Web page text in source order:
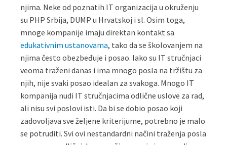
njima. Neke od poznatih IT organizacija u okruženju
su PHP Srbija, DUMP u Hrvatskoj i sl. Osim toga,
mnoge kompanije imaju direktan kontakt sa
edukativnim ustanovama, tako da se školovanjem na
njima često obezbeđuje i posao. Iako su IT stručnjaci
veoma traženi danas i ima mnogo posla na tržištu za
njih, nije svaki posao idealan za svakoga. Mnogo IT
kompanija nudi IT stručnjacima odlične uslove za rad,
ali nisu svi poslovi isti. Da bi se dobio posao koji
zadovoljava sve željene kriterijume, potrebno je malo
se potruditi. Svi ovi nestandardni načini traženja posla